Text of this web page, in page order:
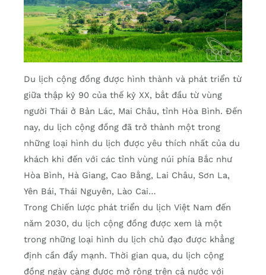
Du lịch cộng đồng được hình thành và phát triển từ
giữa thập kỷ 90 của thế kỷ XX, bắt đầu từ vùng
người Thái ở Bản Lác, Mai Châu, tỉnh Hòa Bình. Đến
nay, du lịch cộng đồng đã trở thành một trong
những loại hình du lịch được yêu thích nhất của du
khách khi đến với các tỉnh vùng núi phía Bắc như
Hòa Bình, Hà Giang, Cao Bằng, Lai Châu, Sơn La,
Yên Bái, Thái Nguyên, Lào Cai…
Trong Chiến lược phát triển du lịch Việt Nam đến
năm 2030, du lịch cộng đồng được xem là một
trong những loại hình du lịch chủ đạo được khẳng
định cần đẩy mạnh. Thời gian qua, du lịch cộng
đồng ngày càng được mở rộng trên cả nước với